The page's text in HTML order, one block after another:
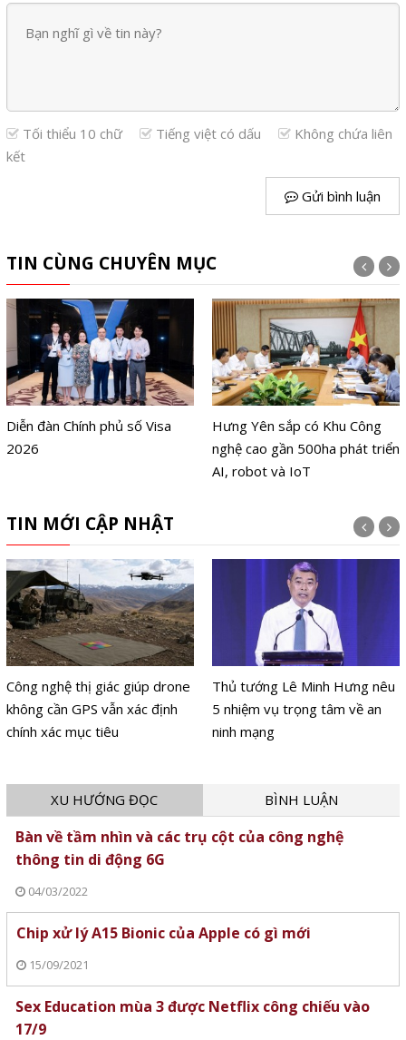
Tối thiểu 10 chữ Tiếng việt có dấu
Không chứa liên
kết
Gửi bình luận
TIN CÙNG CHUYÊN MỤC
Visa
Hưng Yên sắp có Khu Công
nghệ cao gần 500ha phát triển
Conviction 2026 sẽ
diễn ra trong 2
tháng 8 năm 2026
TIN MỚI CẬP NHẬT
thị giác giúp drone
GPS vẫn xác định
mục tiêu
Thủ tướng Lê Minh Hưng nêu
5 nhiệm vụ trọng tâm về an
ninh mạng
thích
XU HƯỚNG ĐỌC BÌNH LUẬN
Bàn về tầm nhìn và các trụ cột của công nghệ
thông tin di động 6G
04/03/2022
Chip xử lý A15 Bionic của Apple có gì mới
15/09/2021
Sex Education mùa 3 được Netflix công chiếu vào
17/9